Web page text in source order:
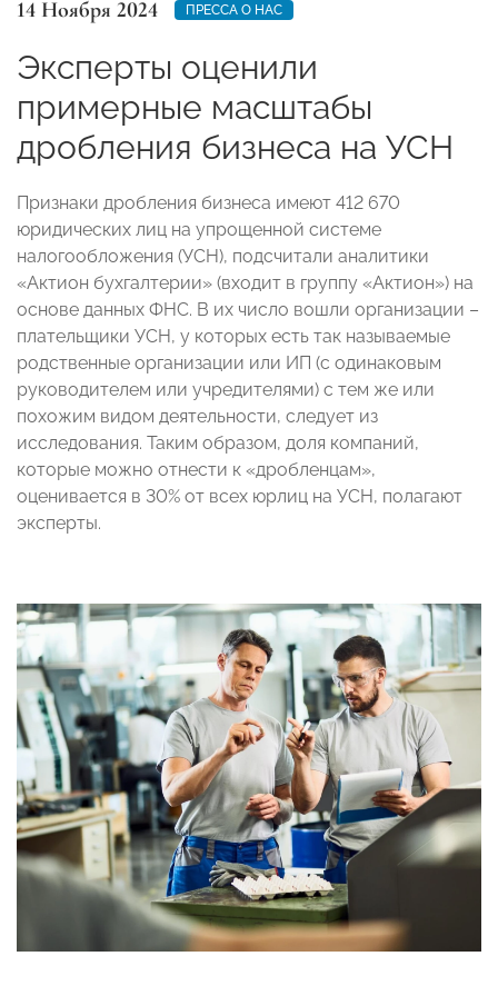
14 Ноября 2024 ПРЕССА О НАС
Эксперты оценили
примерные масштабы
дробления бизнеса на УСН
Признаки дробления бизнеса имеют 412 670
юридических лиц на упрощенной системе
налогообложения (УСН), подсчитали аналитики
«Актион бухгалтерии» (входит в группу «Актион») на
основе данных ФНС. В их число вошли организации –
плательщики УСН, у которых есть так называемые
родственные организации или ИП (с одинаковым
руководителем или учредителями) с тем же или
похожим видом деятельности, следует из
исследования. Таким образом, доля компаний,
которые можно отнести к «дробленцам»,
оценивается в 30% от всех юрлиц на УСН, полагают
эксперты.